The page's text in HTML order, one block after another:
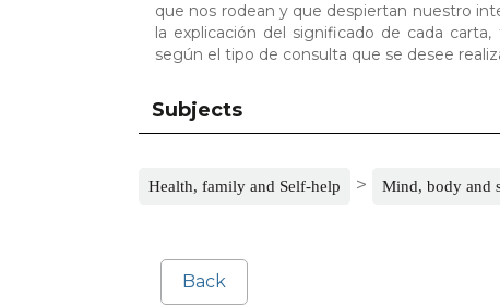
que nos rodean y que despiertan nuestro
la explicación del significado de cada
según el tipo de consulta que se desee
Subjects
Health, family and Self-help > Mind, body and
Back